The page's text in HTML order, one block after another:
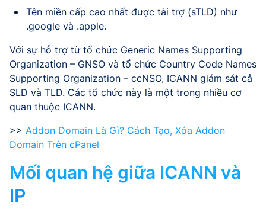
Tên miền cấp cao nhất được tài trợ (sTLD) như
.google và .apple.
Với sự hỗ trợ từ tổ chức Generic Names Supporting
Organization – GNSO và tổ chức Country Code Names
Supporting Organization – ccNSO, ICANN giám sát cả
SLD và TLD. Các tổ chức này là một trong nhiều cơ
quan thuộc ICANN.
>> Addon Domain Là Gì? Cách Tạo, Xóa Addon
Domain Trên cPanel
Mối quan hệ giữa ICANN và
IP